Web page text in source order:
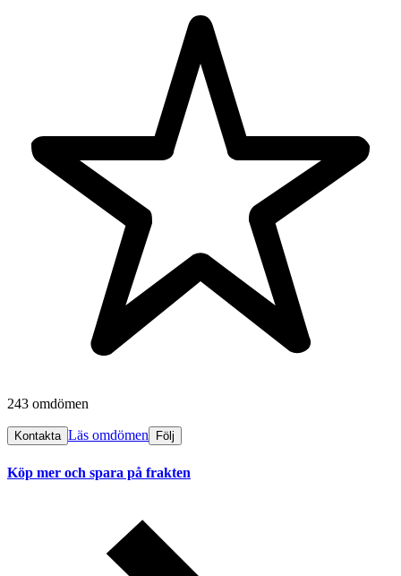
243 omdömen
Kontakta Läs omdömen Följ
Köp mer och spara på frakten